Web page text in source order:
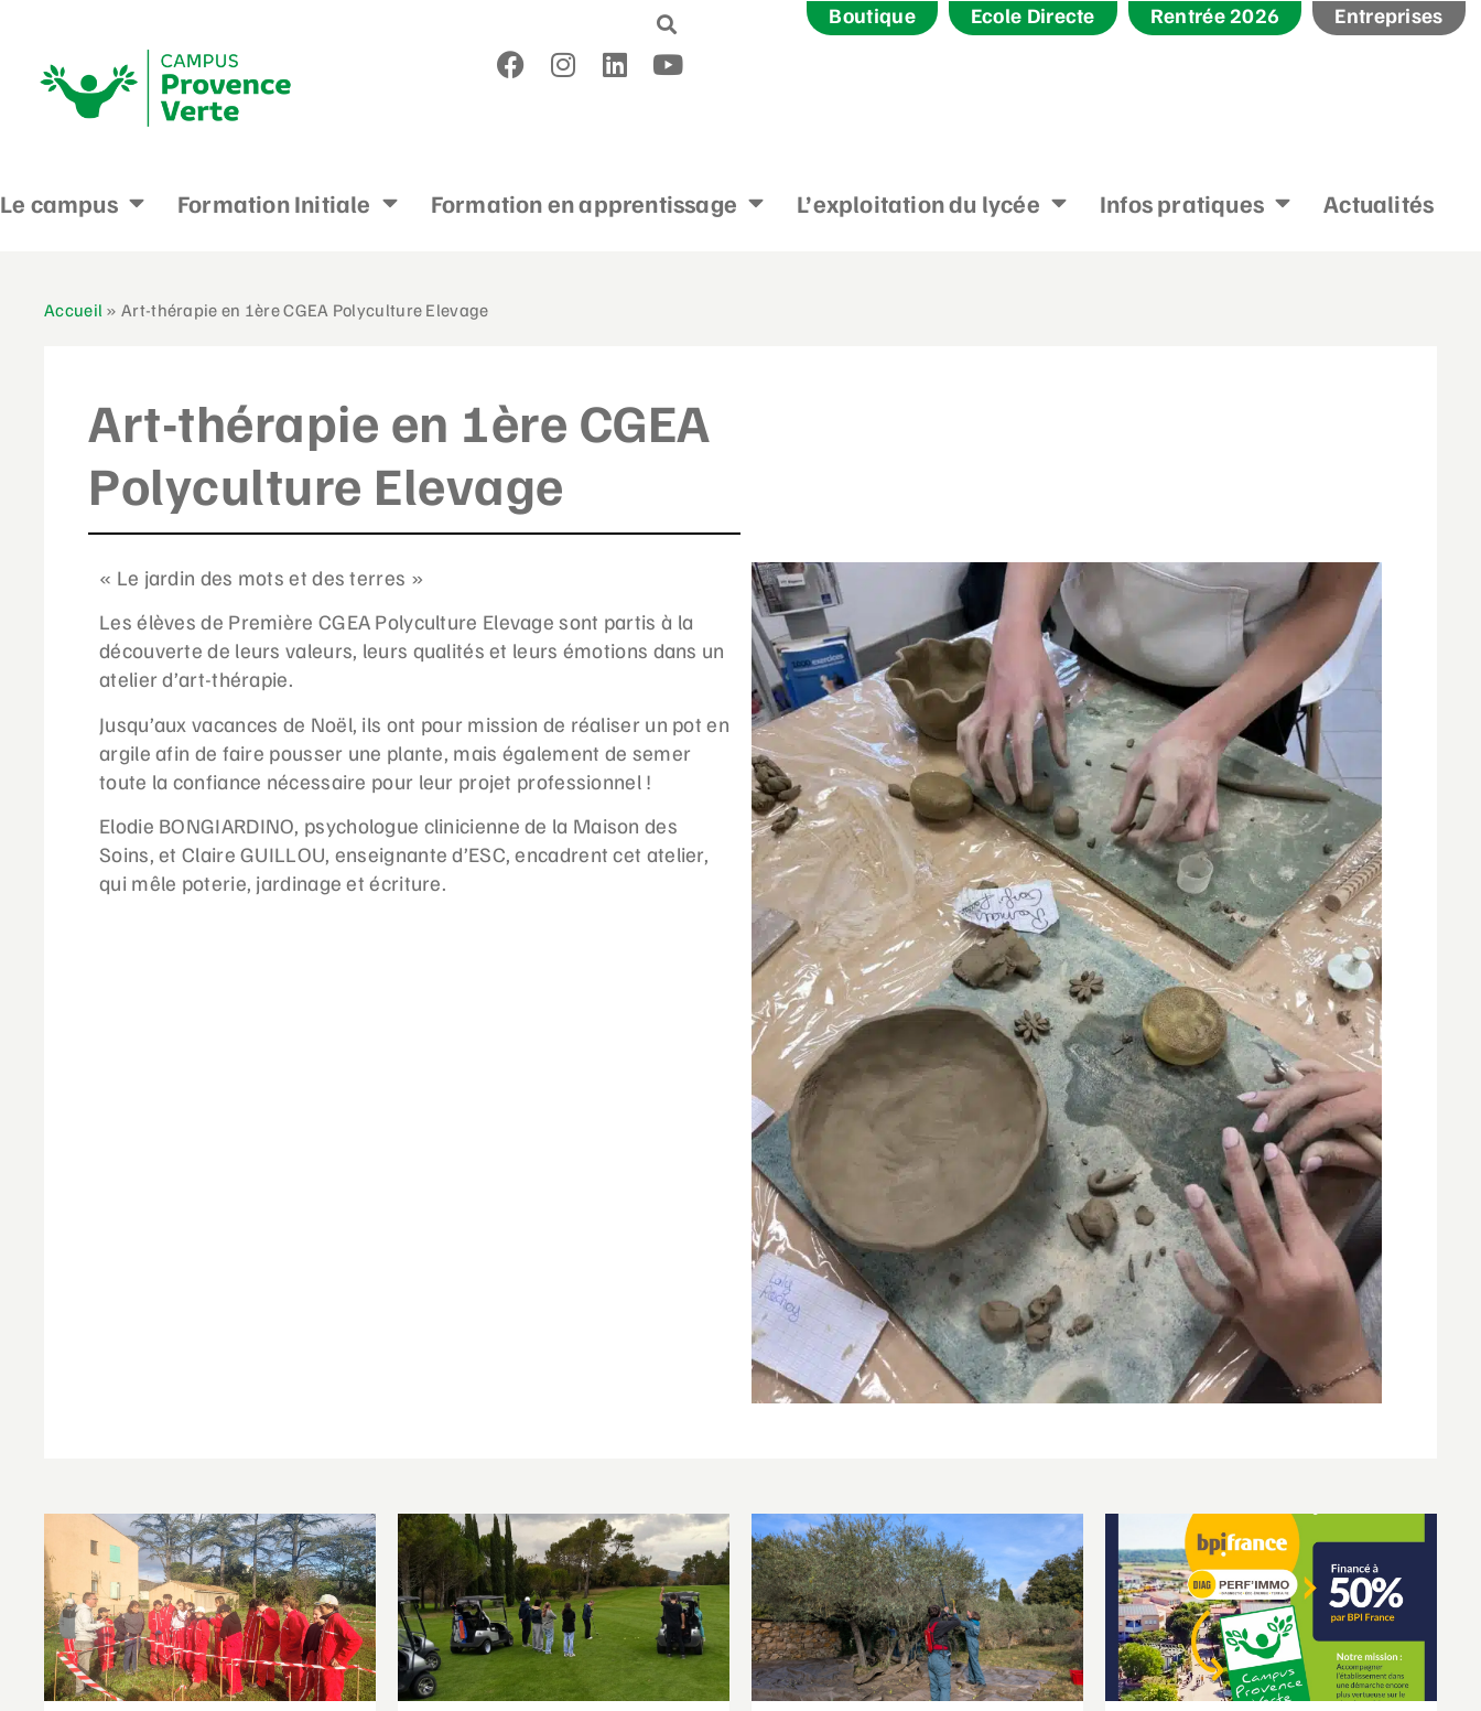
Boutique Ecole Directe Rentrée 2026 Entreprises
Le campus Formation Initiale Formation en apprentissage L’exploitation du lycée Infos pratiques Actualités
Accueil »Art-thérapie en 1ère CGEA Polyculture Elevage
Art-thérapie en 1ère CGEA
Polyculture Elevage
« Le jardin des mots et des terres »
Les élèves de Première CGEA Polyculture Elevage sont partis à la
découverte de leurs valeurs, leurs qualités et leurs émotions dans un
atelier d’art-thérapie.
Jusqu’aux vacances de Noël, ils ont pour mission de réaliser un pot en
argile afin de faire pousser une plante, mais également de semer
toute la confiance nécessaire pour leur projet professionnel !
Elodie BONGIARDINO, psychologue clinicienne de la Maison des
Soins, et Claire GUILLOU, enseignante d’ESC, encadrent cet atelier,
qui mêle poterie, jardinage et écriture.